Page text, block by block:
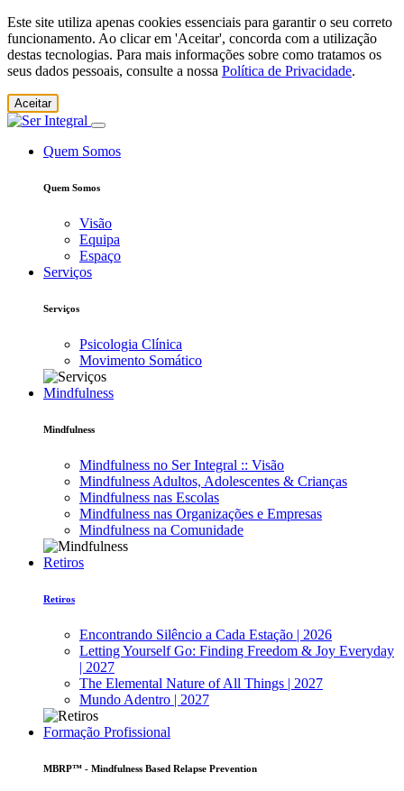
Este site utiliza apenas cookies essenciais para garantir o seu correto
funcionamento. Ao clicar em 'Aceitar', concorda com a utilização
destas tecnologias. Para mais informações sobre como tratamos os
seus dados pessoais, consulte a nossa Política de Privacidade.
Aceitar
Quem Somos
Quem Somos
Visão
Equipa
Espaço
Serviços
Serviços
Psicologia Clínica
Movimento Somático
Mindfulness
Mindfulness
Mindfulness no Ser Integral :: Visão
Mindfulness Adultos, Adolescentes & Crianças
Mindfulness nas Escolas
Mindfulness nas Organizações e Empresas
Mindfulness na Comunidade
Retiros
Retiros
Encontrando Silêncio a Cada Estação | 2026
Letting Yourself Go: Finding Freedom & Joy Everyday
| 2027
The Elemental Nature of All Things | 2027
Mundo Adentro | 2027
Formação Profissional
MBRP™ - Mindfulness Based Relapse Prevention